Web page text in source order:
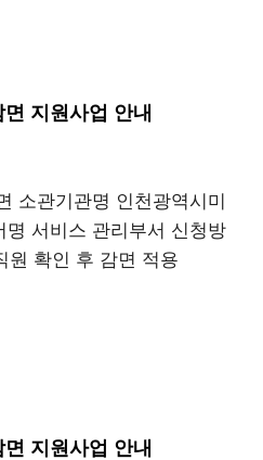
지원사업 안내
소관기관명 인천광역시미
서비스 관리부서 신청방
확인 후 감면 적용
지원사업 안내